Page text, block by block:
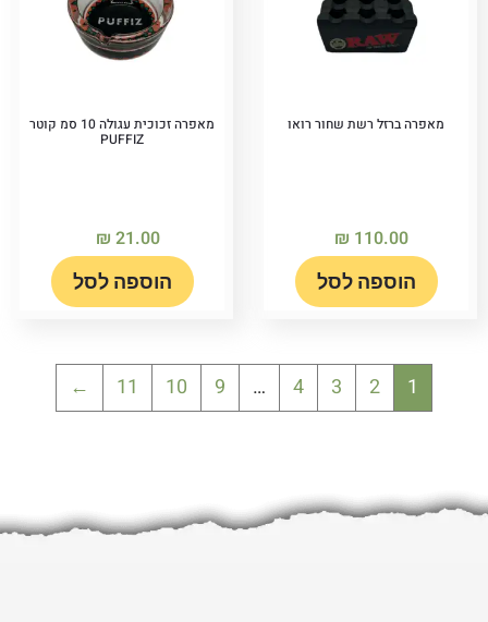
מאפרה ברזל רשת שחור רואו
₪ 110.00
הוספה לסל
מאפרה זכוכית עגולה 10 סמ קוטר
PUFFIZ
₪ 21.00
הוספה לסל
1
2
3
4
…
9
10
11
←